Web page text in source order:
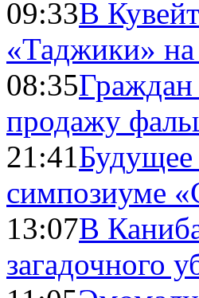
09:33В
«Таджики» на
08:35Граждан
продажу
21:41Будущее
симпозиуме
13:07В
загадочного